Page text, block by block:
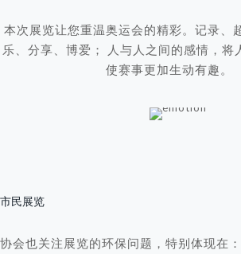
本次展览让您重温奥运会的精彩。记录、
乐、分享、博爱； 人与人之间的感情，将
使赛事更加生动有趣。
市民展览
协会也关注展览的环保问题，特别体现在：